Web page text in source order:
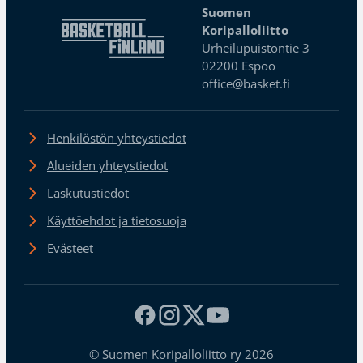
Suomen
Koripalloliitto
Urheilupuistontie 3
02200 Espoo
office@basket.fi
Henkilöstön yhteystiedot
Alueiden yhteystiedot
Laskutustiedot
Käyttöehdot ja tietosuoja
Evästeet
© Suomen Koripalloliitto ry 2026